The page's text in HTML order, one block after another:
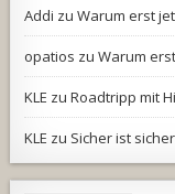
Addi zuWarum erst
opatios zuWarum
KLE zuRoadtripp mit
KLE zu Sicher ist sicher